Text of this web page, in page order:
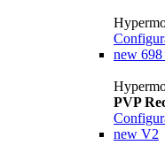
new
PVP
new V2